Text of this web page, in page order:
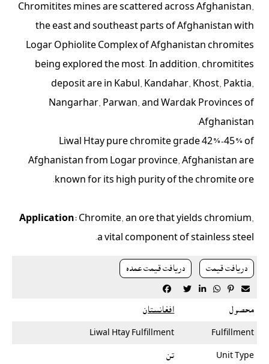
Chromitites mines are scattered across Afghanistan,
the east and southeast parts of Afghanistan with
Logar Ophiolite Complex of Afghanistan chromites
being explored the most. In addition, chromitites
deposit are in Kabul, Kandahar, Khost, Paktia,
Nangarhar, Parwan, and Wardak Provinces of
Afghanistan.
Liwal Htay pure chromite grade 42%-45% of
Afghanistan from Logar province, Afghanistan are
known for its high purity of the chromite ore.
Application: Chromite, an ore that yields chromium,
a vital component of stainless steel.
دريافت قيمت دريافت قيمت عمده
     
محصول افغانستان
Fulfillment
Liwal Htay Fulfillment
Unit Type تن